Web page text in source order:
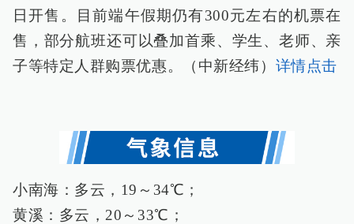
日开售。目前端午假期仍有300元左右的机票在
售，部分航班还可以叠加首乘、学生、老师、亲
子等特定人群购票优惠。（中新经纬） 详情点击
小南海：多云，19～34℃；
黄溪：多云，20～33℃；